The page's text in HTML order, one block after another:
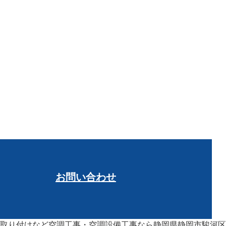
お問い合わせ